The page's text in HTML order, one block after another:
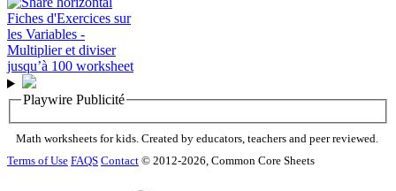
Playwire Publicité
Math worksheets for kids. Created by educators, teachers and peer reviewed.
Terms of Use FAQS Contact © 2012-2026, Common Core Sheets